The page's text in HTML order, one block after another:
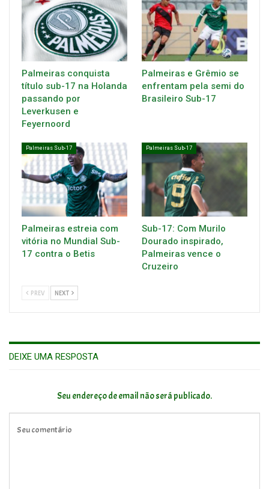
Palmeiras conquista
título sub-17 na Holanda
passando por
Leverkusen e
Feyernoord
Palmeiras e Grêmio se
enfrentam pela semi do
Brasileiro Sub-17
Palmeiras Sub-17
Palmeiras estreia com
vitória no Mundial Sub-
17 contra o Betis
Palmeiras Sub-17
Sub-17: Com Murilo
Dourado inspirado,
Palmeiras vence o
Cruzeiro
PREV NEXT
DEIXE UMA RESPOSTA
Seu endereço de email não será publicado.